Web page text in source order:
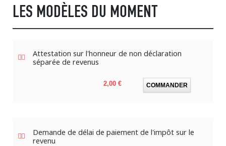
LES MODÈLES DU MOMENT
Attestation sur l'honneur de non déclaration
séparée de revenus
Prix
2,00 € COMMANDER
Demande de délai de paiement de l'impôt sur le
revenu